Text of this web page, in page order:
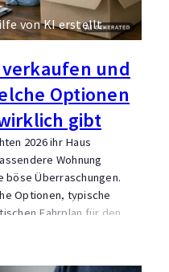
von KI erstellt.
und
Optionen
gibt
2026 ihr Haus
Wohnung
böse Überraschungen.
Optionen, typische
Fahrplan für den